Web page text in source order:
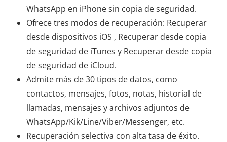
WhatsApp en iPhone sin copia de seguridad.
Ofrece tres modos de recuperación: Recuperar
desde dispositivos iOS , Recuperar desde copia
de seguridad de iTunes y Recuperar desde copia
de seguridad de iCloud.
Admite más de 30 tipos de datos, como
contactos, mensajes, fotos, notas, historial de
llamadas, mensajes y archivos adjuntos de
WhatsApp/Kik/Line/Viber/Messenger, etc.
Recuperación selectiva con alta tasa de éxito.